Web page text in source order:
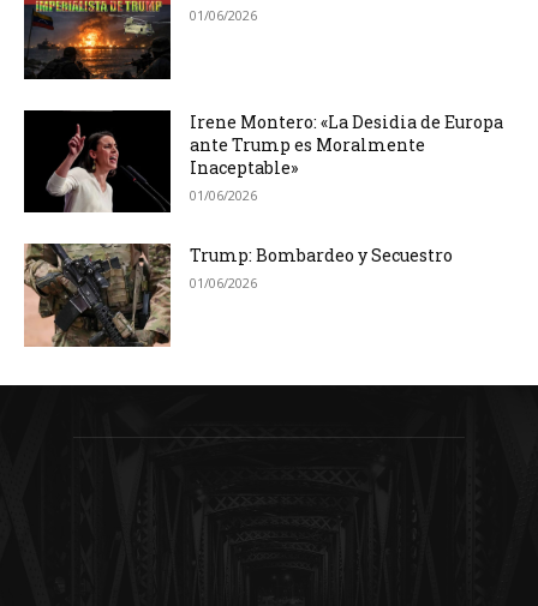
01/06/2026
Irene Montero: «La Desidia de Europa
ante Trump es Moralmente
Inaceptable»
01/06/2026
Trump: Bombardeo y Secuestro
01/06/2026